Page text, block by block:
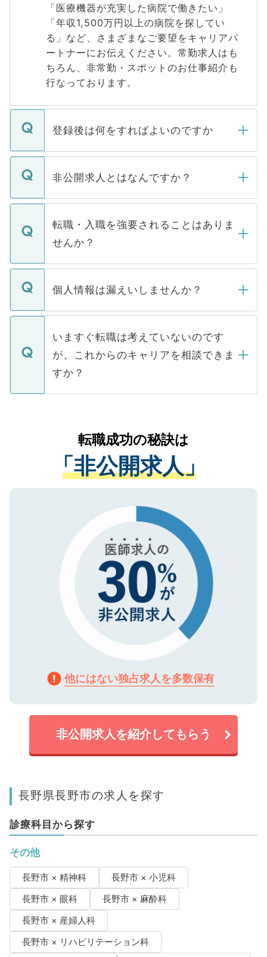
「医療機器が充実した病院で働きたい」
「年収1,500万円以上の病院を探してい
る」など、さまざまなご要望をキャリアパ
ートナーにお伝えください。常勤求人はも
ちろん、非常勤・スポットのお仕事紹介も
行なっております。
登録後は何をすればよいのですか
ご登録いただきましたら、弊社担当者がご
登録内容を確認し、その後メールもしくは
ます。通常、5営業日以内にはご連絡をせて
いただきますので、しばらくお待ちくださ
非公開求人とはなんですか？
マイナビDOCTORで取り扱っている求人の
うち約3割は、Webサイトからご覧いただ
けない「非公開求人」です。非公開求人は
下記の理由によって、一般には公開してい
ません。
■応募殺到を避けるため 人気のある医療機
関を公にしてしまうと、応募が殺到する場
に、医療機関が求める条件に合った人材の
みを人材紹介会社に依頼するケースが増え
ています。
転職・入職を強要されることはありま
せんか？
転職・入職を強要することは一切ありませ
ん。また、仮に応募先から内定をいただい
定を承諾する必要はありません。内定先へ
の辞退の連絡はキャリアパートナーが行い
個人情報は漏えいしませんか？
個人情報が漏えいすることはありませんの
で、ご安心ください。当サイトからの登録
などで収集したご登録者様の個人情報は、
ご本人のキャリアアップおよび転職活動の
支援を目的に使用いたします。お預かりし
ているすべての個人データはご本人の許可
は、個人情報の取り扱いについての厳密な
管理基準を満たした事業者のみに付与され
る、プライバシーマークを取得済みです。
で、機密保持に関してもご安心ください。
いますぐ転職は考えていないのです
が、これからのキャリアを相談できま
すか？
かがいして、現在の医療機関の状況や紹介
経験をまじえながら、適切なアドバイスを
させていただきます。すぐにご転職をされ
ない方には、長期的なサポートが可能です
ので、まずはご登録ください。
転職成功の秘訣は
「非公開求人」
他にはない独占求人を多数保有
非公開求人を紹介してもらう
長野県長野市の求人を探す
診療科目から探す
その他
長野市 × 精神科
長野市 × 小児科
長野市 × 眼科
長野市 × 麻酔科
長野市 × 産婦人科
長野市 × リハビリテーション科